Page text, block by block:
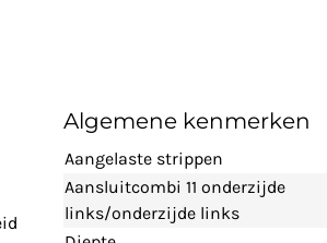
Algemene kenmerken
Aangelaste strippen
Aansluitcombi 11 onderzijde
links/onderzijde links